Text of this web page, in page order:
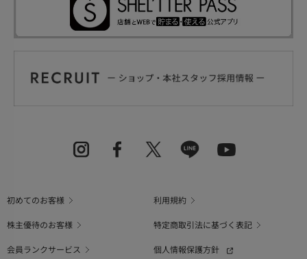
初めてのお客様
利用規約
株主優待のお客様
特定商取引法に基づく表記
会員ランクサービス
個人情報保護方針